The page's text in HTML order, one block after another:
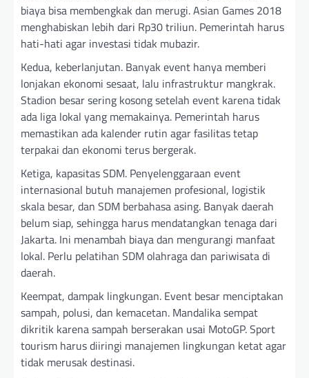
biaya bisa membengkak dan merugi. Asian Games 2018
menghabiskan lebih dari Rp30 triliun. Pemerintah harus
hati-hati agar investasi tidak mubazir.
Kedua, keberlanjutan. Banyak event hanya memberi
lonjakan ekonomi sesaat, lalu infrastruktur mangkrak.
Stadion besar sering kosong setelah event karena tidak
ada liga lokal yang memakainya. Pemerintah harus
memastikan ada kalender rutin agar fasilitas tetap
terpakai dan ekonomi terus bergerak.
Ketiga, kapasitas SDM. Penyelenggaraan event
internasional butuh manajemen profesional, logistik
skala besar, dan SDM berbahasa asing. Banyak daerah
belum siap, sehingga harus mendatangkan tenaga dari
Jakarta. Ini menambah biaya dan mengurangi manfaat
lokal. Perlu pelatihan SDM olahraga dan pariwisata di
daerah.
Keempat, dampak lingkungan. Event besar menciptakan
sampah, polusi, dan kemacetan. Mandalika sempat
dikritik karena sampah berserakan usai MotoGP. Sport
tourism harus diiringi manajemen lingkungan ketat agar
tidak merusak destinasi.